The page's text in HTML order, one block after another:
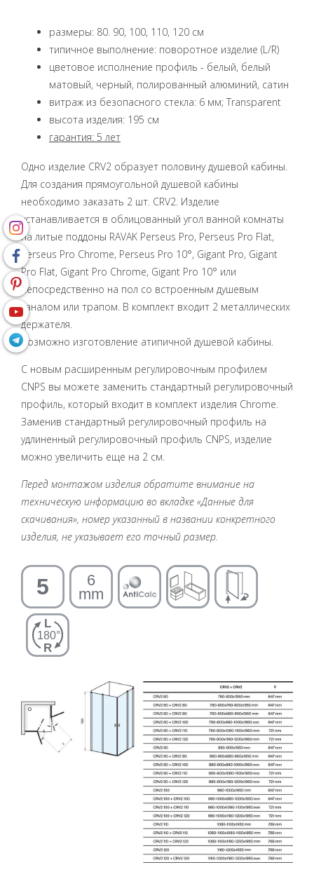
размеры: 80. 90, 100, 110, 120 см
типичное выполнение: поворотное изделие (L/R)
цветовое исполнение профиль - белый, белый
матовый, черный, полированный алюминий, сатин
витраж из безопасного стекла: 6 мм; Transparent
высота изделия: 195 см
гарантия: 5 лет
Одно изделие CRV2 образует половину душевой кабины.
Для создания прямоугольной душевой кабины
необходимо заказать 2 шт. CRV2. Изделие
устанавливается в облицованный угол ванной комнаты
на литые поддоны RAVAK Perseus Pro, Perseus Pro Flat,
Perseus Pro Chrome, Perseus Pro 10°, Gigant Pro, Gigant
Pro Flat, Gigant Pro Chrome, Gigant Pro 10° или
непосредственно на пол со встроенным душевым
каналом или трапом. В комплект входит 2 металлических
держателя.
Возможно изготовление атипичной душевой кабины.
С новым расширенным регулировочным профилем
CNPS вы можете заменить стандартный регулировочный
профиль, который входит в комплект изделия Chrome.
Заменив стандартный регулировочный профиль на
удлиненный регулировочный профиль CNPS, изделие
можно увеличить еще на 2 см.
Перед монтажом изделия обратите внимание на
техническую информацию во вкладке «Данные для
скачивания», номер указанный в названии конкретного
изделия, не указывает его точный размер.